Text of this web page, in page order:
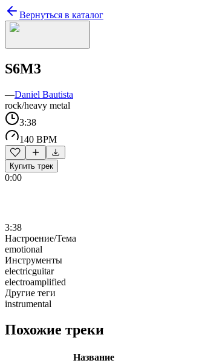
Вернуться в каталог
S6M3
—Daniel Bautista
rock/heavy metal
3:38
140 BPM
Купить трек
0:00
3:38
Настроение/Тема
emotional
Инструменты
electricguitar
electroamplified
Другие теги
instrumental
Похожие треки
Название